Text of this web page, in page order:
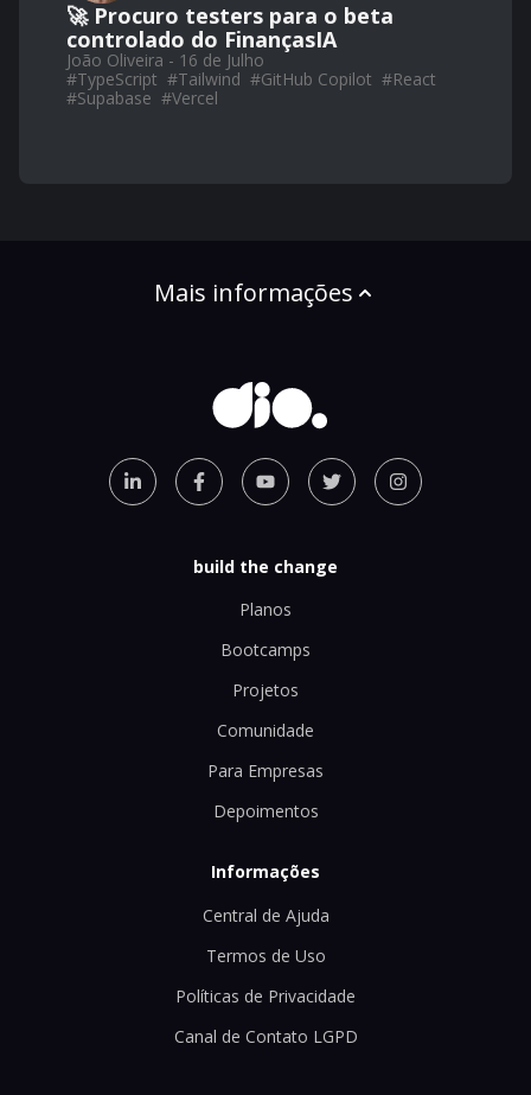
🚀 Procuro testers para o beta
controlado do FinançasIA
João Oliveira - 16 de Julho
#TypeScript #Tailwind #GitHub Copilot #React
#Supabase #Vercel
Mais informações
build the change
Planos
Bootcamps
Projetos
Comunidade
Para Empresas
Depoimentos
Informações
Central de Ajuda
Termos de Uso
Políticas de Privacidade
Canal de Contato LGPD